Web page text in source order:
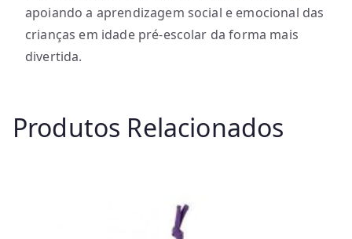
apoiando a aprendizagem social e emocional das
crianças em idade pré-escolar da forma mais
divertida.
Produtos Relacionados